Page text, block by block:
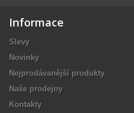
Informace
Slevy
Novinky
Nejprodávanější produkty
Naše prodejny
Kontakty